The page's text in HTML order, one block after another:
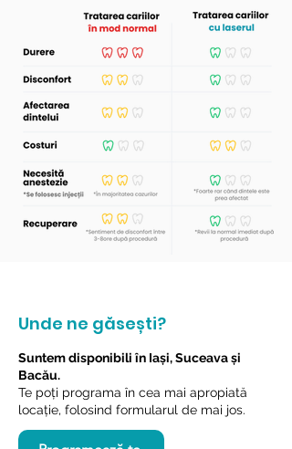
Unde ne găsești?
Suntem disponibili în Iași, Suceava și
Bacău.
Te poți programa în cea mai apropiată
locație, folosind formularul de mai jos.